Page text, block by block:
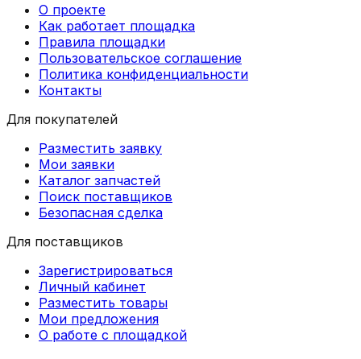
О проекте
Как работает площадка
Правила площадки
Пользовательское соглашение
Политика конфиденциальности
Контакты
Для покупателей
Разместить заявку
Мои заявки
Каталог запчастей
Поиск поставщиков
Безопасная сделка
Для поставщиков
Зарегистрироваться
Личный кабинет
Разместить товары
Мои предложения
О работе с площадкой